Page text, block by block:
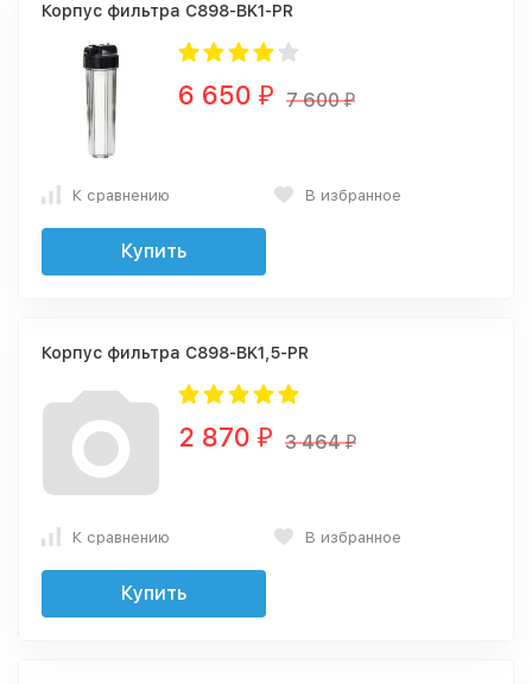
Корпус фильтра C898-BK1-PR
6 650 ₽ 7 600₽
К сравнению В избранное
Купить
Корпус фильтра C898-BK1,5-PR
2 870 ₽ 3 464₽
К сравнению В избранное
Купить